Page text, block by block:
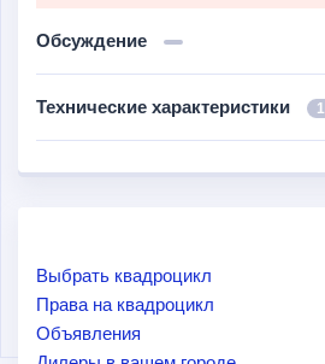
Обсуждение
Технические характеристики 1
Выбрать квадроцикл
Права на квадроцикл
Объявления